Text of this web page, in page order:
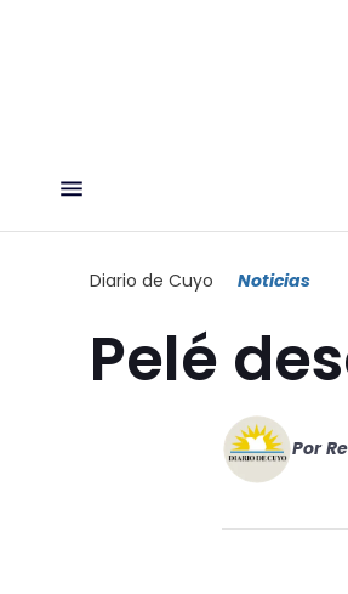
Diario de Cuyo Noticias
Pelé
Por